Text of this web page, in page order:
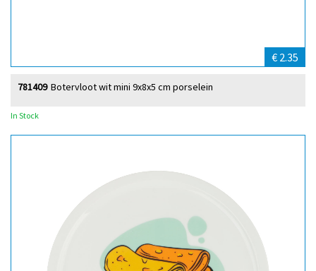
€ 2.35
Botervloot wit mini 9x8x5 cm porselein
781409
In Stock